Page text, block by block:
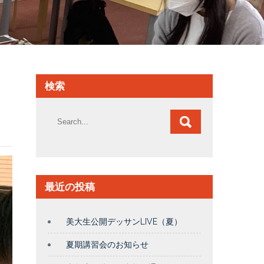
検索
最近の投稿
美大生公開デッサンLIVE（夏）
夏期講習会のお知らせ